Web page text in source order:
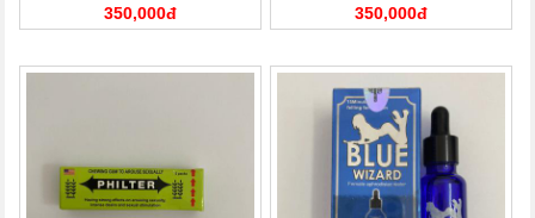
350,000đ 350,000đ